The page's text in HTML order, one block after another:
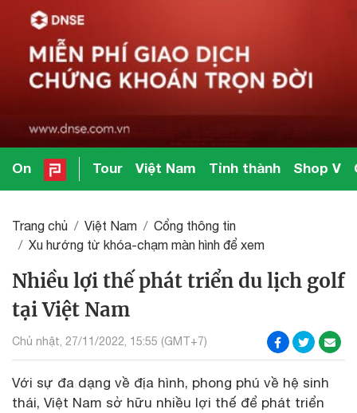
On Tour Việt Nam Tỉnh thành Shop V
Trang chủ Việt Nam
Cổng thông tin
Xu hướng từ khóa-chạm màn hình để xem
Nhiều lợi thế phát triển du lịch golf
tại Việt Nam
Chủ nhật, 27/11/2022, 15:55 (GMT+7)
Với sự đa dạng về địa hình, phong phú về hệ sinh
thái, Việt Nam sở hữu nhiều lợi thế để phát triển